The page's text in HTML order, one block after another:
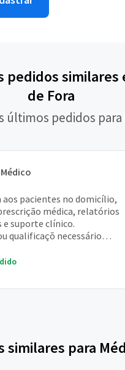
pedidos similares
de Fora
últimos pedidos
Médico
aos pacientes no domicílio,
médica, relatórios
e suporte clínico.
qualificaçõ necessário
similares para